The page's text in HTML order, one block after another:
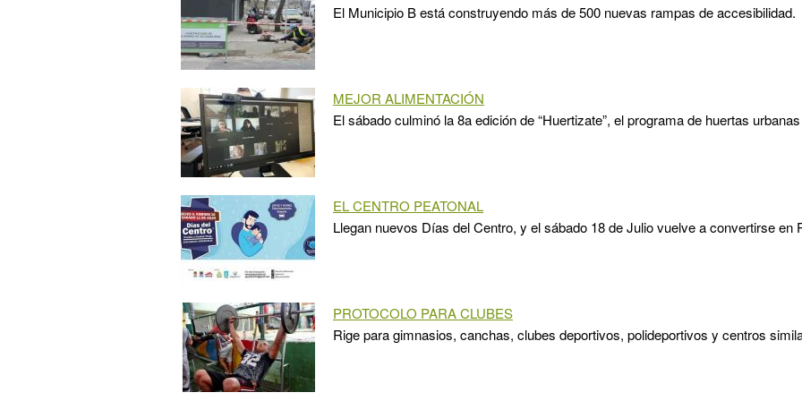
El Municipio B está construyendo más de 500 nuevas rampas de accesibilidad.
MEJOR ALIMENTACIÓN
El sábado culminó la 8a edición de “Huertizate”, el programa de huertas
EL CENTRO PEATONAL
Llegan nuevos Días del Centro, y el sábado 18 de Julio vuelve a convertirse en
PROTOCOLO PARA CLUBES
Rige para gimnasios, canchas, clubes deportivos, polideportivos y centros